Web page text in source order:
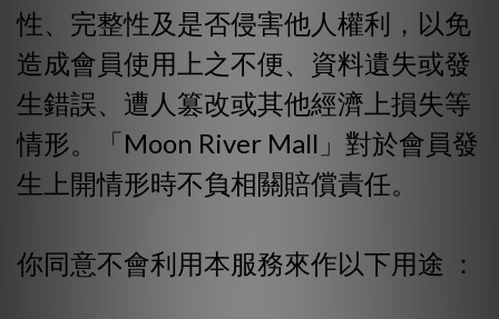
性、完整性及是否侵害他人權利，以免
造成會員使用上之不便、資料遺失或發
生錯誤、遭人篡改或其他經濟上損失等
情形。「Moon River Mall」對於會員發
生上開情形時不負相關賠償責任。
你同意不會利用本服務來作以下用途 ：